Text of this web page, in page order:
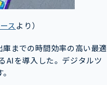
スより）
までの時間効率の高い最適
AIを導入した。デジタルツ